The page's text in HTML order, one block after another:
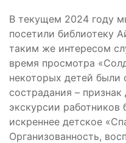
В текущем 2024 году
посетили библиотеку
таким же интересом
время просмотра
некоторых детей были
сострадания –
экскурсии работников
искреннее детское
Организованность,